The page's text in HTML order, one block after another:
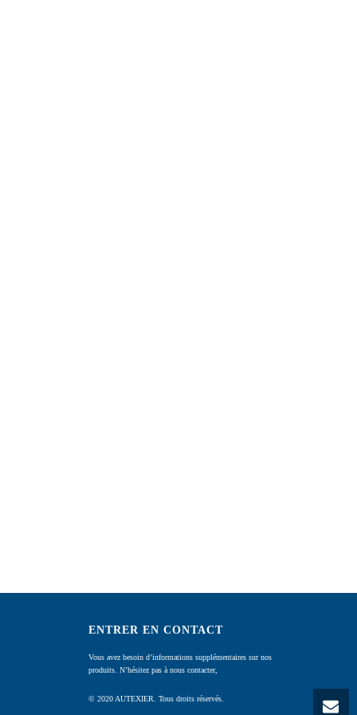
ENTRER EN CONTACT
Vous avez besoin d’informations supplémentaires sur nos
produits. N’hésitez pas à nous contacter,
© 2020 AUTEXIER. Tous droits réservés.